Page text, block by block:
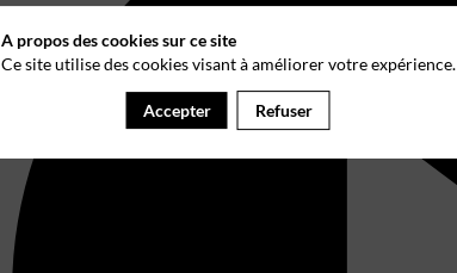
A propos des cookies sur ce site
Ce site utilise des cookies visant à améliorer votre expérience.
Accepter Refuser